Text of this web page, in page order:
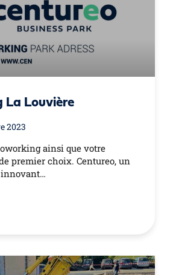
La Louvière
2023
ainsi que votre
premier choix. Centureo, un
innovant…